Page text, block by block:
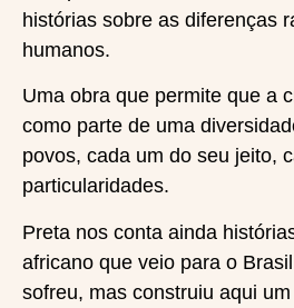
histórias sobre as diferenças
humanos.
Uma obra que permite que a
como parte de uma
povos, cada um do seu jeito,
particularidades.
Preta nos conta ainda
africano que veio para o
sofreu, mas construiu aqui